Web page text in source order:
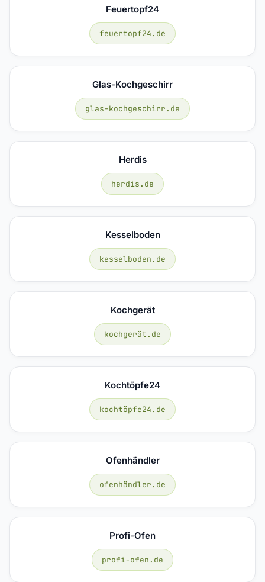
Feuertopf24
feuertopf24.de
Glas-Kochgeschirr
glas-kochgeschirr.de
Herdis
herdis.de
Kesselboden
kesselboden.de
Kochgerät
kochgerät.de
Kochtöpfe24
kochtöpfe24.de
Ofenhändler
ofenhändler.de
Profi-Ofen
profi-ofen.de